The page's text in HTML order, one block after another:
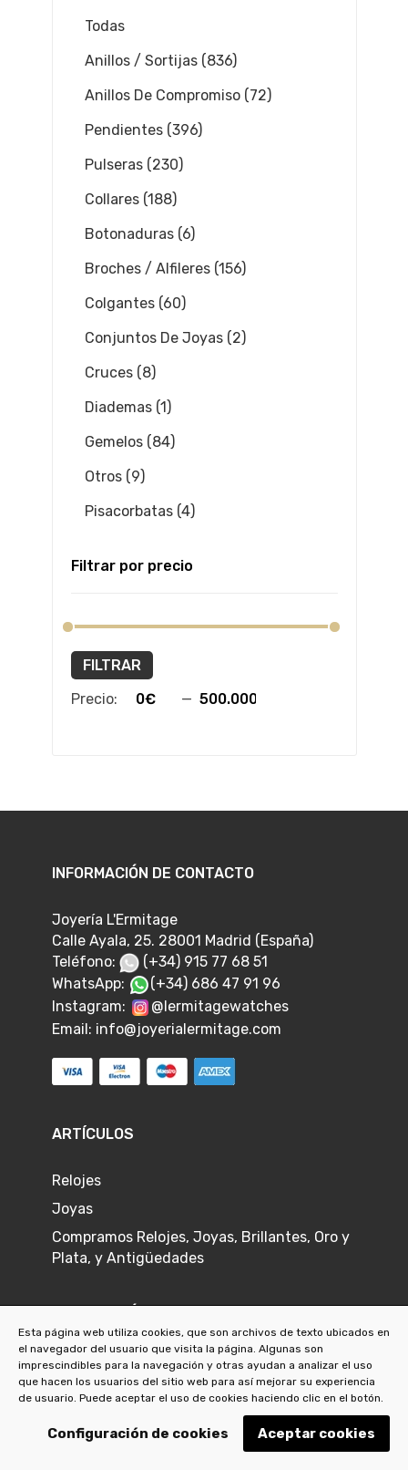
Todas
Anillos / Sortijas (836)
Anillos De Compromiso (72)
Pendientes (396)
Pulseras (230)
Collares (188)
Botonaduras (6)
Broches / Alfileres (156)
Colgantes (60)
Conjuntos De Joyas (2)
Cruces (8)
Diademas (1)
Gemelos (84)
Otros (9)
Pisacorbatas (4)
Filtrar por precio
FILTRAR
Precio:
—
INFORMACIÓN DE CONTACTO
Joyería L'Ermitage
Calle Ayala, 25. 28001 Madrid (España)
Teléfono:
(+34) 915 77 68 51
WhatsApp:
(+34) 686 47 91 96
Instagram:
@lermitagewatches
Email: info@joyerialermitage.com
ARTÍCULOS
Relojes
Joyas
Compramos Relojes, Joyas, Brillantes, Oro y
Plata, y Antigüedades
Sobre nosotros
Envíos y devoluciones
Nuestra joyería
Esta página web utiliza cookies, que son archivos de texto ubicados en
el navegador del usuario que visita la página. Algunas son
imprescindibles para la navegación y otras ayudan a analizar el uso
que hacen los usuarios del sitio web para así mejorar su experiencia
de usuario. Puede aceptar el uso de cookies haciendo clic en el botón.
Configuración de cookies Aceptar cookies